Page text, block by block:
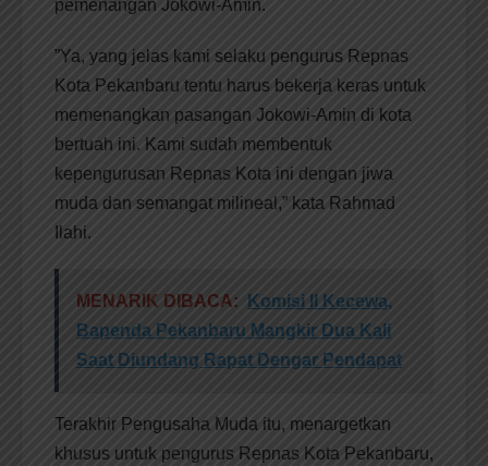
pemenangan Jokowi-Amin.
”Ya, yang jelas kami selaku pengurus Repnas
Kota Pekanbaru tentu harus bekerja keras untuk
memenangkan pasangan Jokowi-Amin di kota
bertuah ini. Kami sudah membentuk
kepengurusan Repnas Kota ini dengan jiwa
muda dan semangat milineal,” kata Rahmad
Ilahi.
MENARIK DIBACA:
Komisi II Kecewa,
Bapenda Pekanbaru Mangkir Dua Kali
Saat Diundang Rapat Dengar Pendapat
Terakhir Pengusaha Muda itu, menargetkan
khusus untuk pengurus Repnas Kota Pekanbaru,